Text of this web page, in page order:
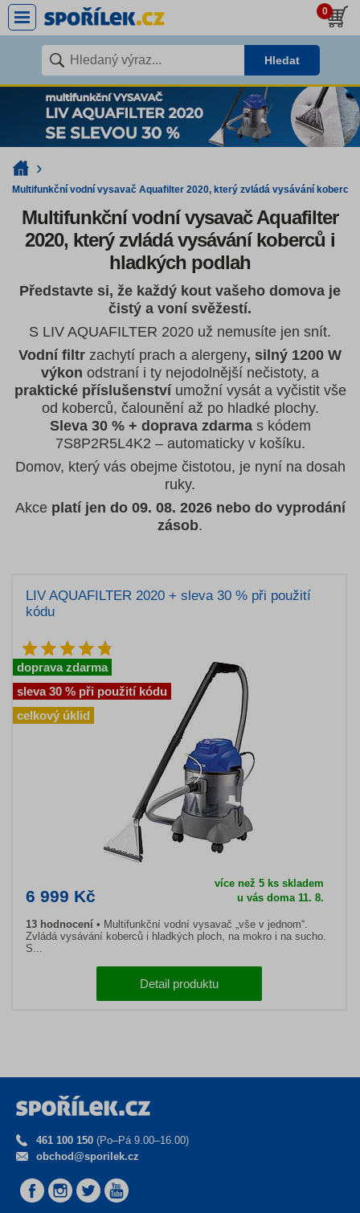
0
Hledat
Multifunkční vodní vysavač Aquafilter 2020, který zvládá vysávání koberců
Multifunkční vodní vysavač Aquafilter
2020, který zvládá vysávání koberců i
hladkých podlah
Představte si, že každý kout vašeho domova je
čistý a voní svěžestí.
S LIV AQUAFILTER 2020 už nemusíte jen snít.
Vodní filtr zachytí prach a alergeny, silný 1200 W
výkon odstraní i ty nejodolnější nečistoty, a
praktické příslušenstvíumožní vysát a vyčistit vše
od koberců, čalounění až po hladké plochy.
Sleva 30 % + doprava zdarma s kódem
7S8P2R5L4K2 – automaticky v košíku.
Domov, který vás obejme čistotou, je nyní na dosah
ruky.
Akce platí jen do 09. 08. 2026 nebo do vyprodání
zásob.
LIV AQUAFILTER 2020 + sleva 30 % při použití
kódu
6 999 Kč
více než 5 ks skladem
u vás doma 11. 8.
13 hodnocení
Multifunkční vodní vysavač „vše v jednom“.
Zvládá vysávání koberců i hladkých ploch, na mokro i na sucho.
S...
Detail produktu
doprava zdarma
sleva 30 % při použití kódu
celkový úklid
461 100 150 (Po–Pá 9.00–16.00)
obchod@sporilek.cz